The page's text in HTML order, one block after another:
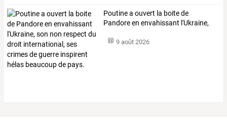
Poutinea ouvert la boitede
Pandoreen envahissant l'Ukraine,
9 août 2026